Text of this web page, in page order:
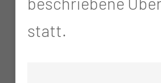
statt.